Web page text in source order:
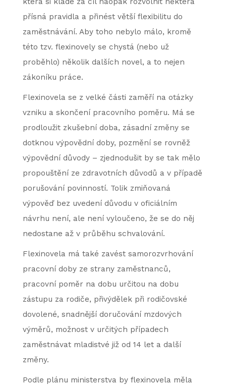
přísná pravidla a přinést větší flexibilitu do
zaměstnávání. Aby toho nebylo málo, kromě
této tzv. flexinovely se chystá (nebo už
proběhlo) několik dalších novel, a to nejen
zákoníku práce.
Flexinovela se z velké části zaměří na otázky
vzniku a skončení pracovního poměru. Má se
prodloužit zkušební doba, zásadní změny se
dotknou výpovědní doby, pozmění se rovněž
výpovědní důvody – zjednodušit by se tak mělo
propouštění ze zdravotních důvodů a v případě
porušování povinností. Tolik zmiňovaná
výpověď bez uvedení důvodu v oficiálním
návrhu není, ale není vyloučeno, že se do něj
nedostane až v průběhu schvalování.
Flexinovela má také zavést samorozvrhování
pracovní doby ze strany zaměstnanců,
pracovní poměr na dobu určitou na dobu
zástupu za rodiče, přivýdělek při rodičovské
dovolené, snadnější doručování mzdových
výměrů, možnost v určitých případech
zaměstnávat mladistvé již od 14 let a další
změny.
Podle plánu ministerstva by flexinovela měla